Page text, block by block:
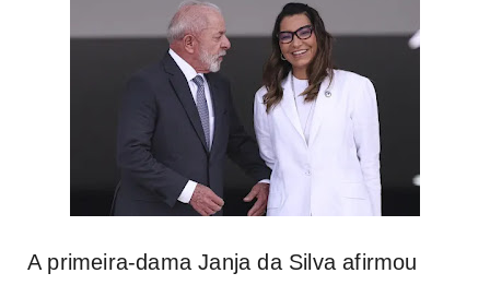
A primeira-dama Janja da Silva afirmou